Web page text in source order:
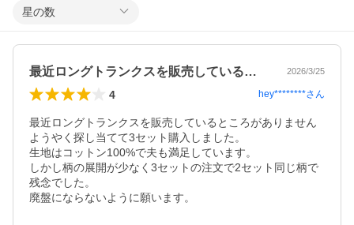
星の数
最近ロングトランクスを販売しているとこ… 2026/3/25
4 hey********さん
最近ロングトランクスを販売しているところがありません
ようやく探し当てて3セット購入しました。
生地はコットン100%で夫も満足しています。
しかし柄の展開が少なく3セットの注文で2セット同じ柄で
残念でした。
廃盤にならないように願います。